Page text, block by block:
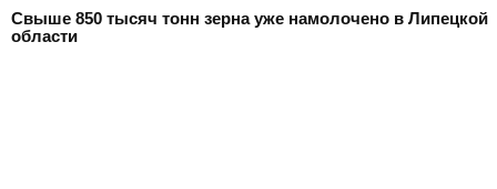
Свыше 850 тысяч тонн зерна уже намолочено в Липецкой
области